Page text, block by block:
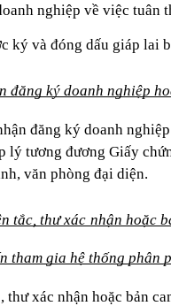
nghiệp về việc tuân
ký và đóng dấu giáp lai
đăng ký doanh nghiệp
đăng ký doanh
lý tương đương Giấy
văn phòng đại diện.
tắc, thư xác nhận hoặc
tham gia hệ thống phân
thư xác nhận hoặc bản